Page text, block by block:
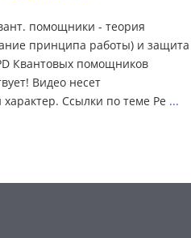
помощники - теория
принципа работы) и защита
Квантовых помощников
Видео несет
Ссылки по теме Ре ...